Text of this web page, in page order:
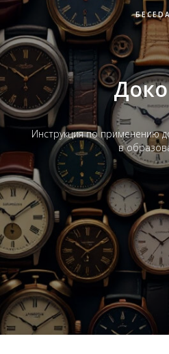
Док
Инструкция по применению
в